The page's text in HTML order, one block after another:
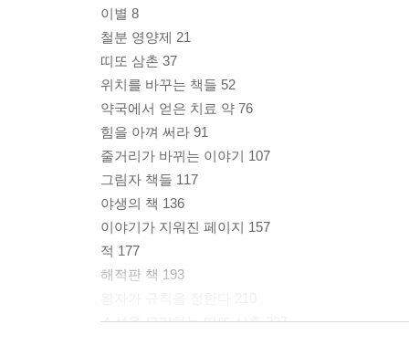
이별 8
철분 영양제 21
띠또 삼촌 37
위치를 바꾸는 책들 52
약국에서 얻은 치료 약 76
힘을 아껴 써라 91
줄거리가 바뀌는 이야기 107
그림자 책들 117
야생의 책 136
이야기가 지워진 페이지 157
적 177
해적판 책 193
소설을 요리하는 띠또 삼촌 227